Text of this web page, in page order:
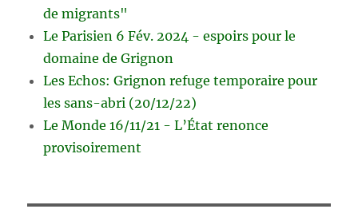
de migrants"
Le Parisien 6 Fév. 2024 - espoirs pour le
domaine de Grignon
Les Echos: Grignon refuge temporaire pour
les sans-abri (20/12/22)
Le Monde 16/11/21 - L’État renonce
provisoirement